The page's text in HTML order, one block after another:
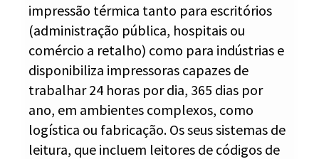
impressão térmica tanto para escritórios
(administração pública, hospitais ou
comércio a retalho) como para indústrias e
disponibiliza impressoras capazes de
trabalhar 24 horas por dia, 365 dias por
ano, em ambientes complexos, como
logística ou fabricação. Os seus sistemas de
leitura, que incluem leitores de códigos de